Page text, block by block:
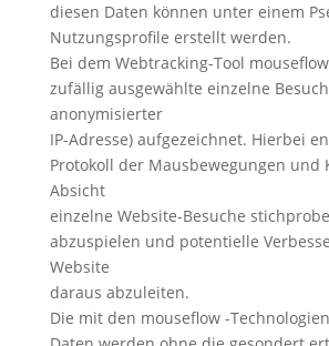
diesen Daten können unter einem
Nutzungsprofile erstellt werden.
Bei dem Webtracking-Tool
zufällig ausgewählte einzelne
anonymisierter
IP-Adresse) aufgezeichnet. Hierbei
Protokoll der Mausbewegungen und
Absicht
einzelne Website-Besuche
abzuspielen und potentielle
Website
daraus abzuleiten.
Die mit den mouseflow -